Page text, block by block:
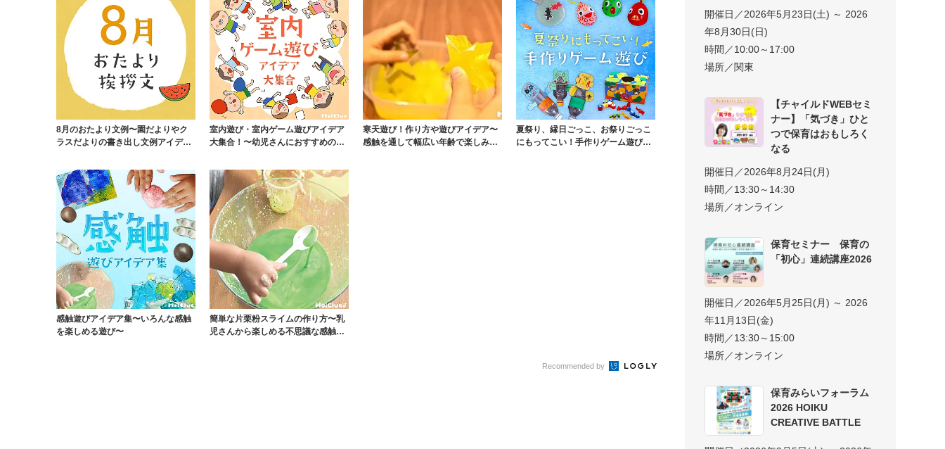
8月のおたより文例〜園だよりやク
ラスだよりの書き出し文例アイデ
室内遊び・室内ゲーム遊びアイデア
大集合！〜幼児さんにおすすめの安
寒天遊び！作り方や遊びアイデア〜
感触を通して幅広い年齢で楽しみや
夏祭り、縁日ごっこ、お祭りごっこ
にもってこい！手作りゲーム遊び〜
感触遊びアイデア集〜いろんな感触
を楽しめる遊び〜
簡単な片栗粉スライムの作り方〜乳
児さんから楽しめる不思議な感触遊
Recommended by
開催日／2026年5月23日(土) ～ 2026
年8月30日(日)
時間／10:00～17:00
場所／関東
【チャイルドWEBセミ
ナー】「気づき」ひと
つで保育はおもしろく
なる
開催日／2026年8月24日(月)
時間／13:30～14:30
場所／オンライン
保育セミナー 保育の
「初心」連続講座2026
開催日／2026年5月25日(月) ～ 2026
年11月13日(金)
時間／13:30～15:00
場所／オンライン
保育みらいフォーラム
2026 HOIKU
CREATIVE BATTLE